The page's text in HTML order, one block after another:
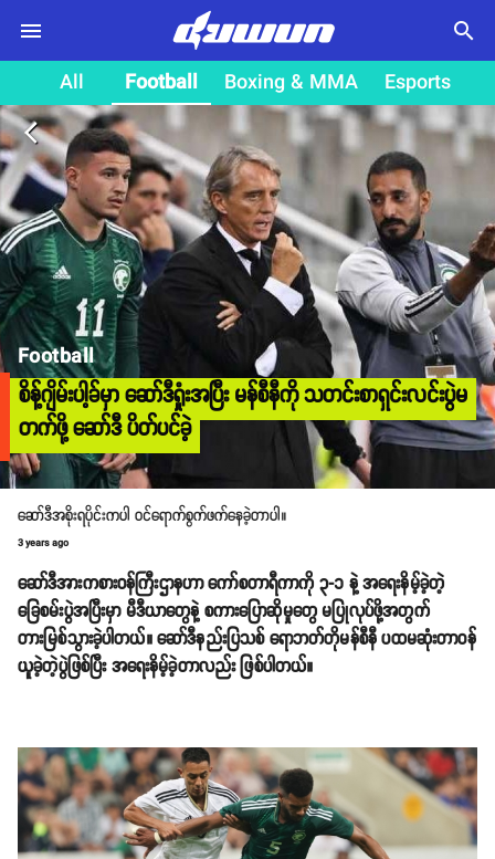
search
All Football Boxing & MMA Esports
arrow_back_ios
Football
စိန့်ဂျိမ်းပါ့ခ်မှာ ဆော်ဒီရှုံးအပြီး မန်စီနီကို သတင်းစာရှင်းလင်းပွဲမ
တက်ဖို့ ဆော်ဒီ ပိတ်ပင်ခဲ့
ဆော်ဒီအစိုးရပိုင်းကပါ ဝင်ရောက်စွက်ဖက်နေခဲ့တာပါ။
3 years ago
ဆော်ဒီအားကစားဝန်ကြီးဌာနဟာ ကော်စတာရီကာကို ၃-၁ နဲ့ အရေးနိမ့်ခဲ့တဲ့
ခြေစမ်းပွဲအပြီးမှာ မီဒီယာတွေနဲ့ စကားပြောဆိုမှုတွေ မပြုလုပ်ဖို့အတွက်
တားမြစ်သွားခဲ့ပါတယ်။ ဆော်ဒီနည်းပြသစ် ရောဘတ်တိုမန်စီနီ ပထမဆုံးတာဝန်
ယူခဲ့တဲ့ပွဲဖြစ်ပြီး အရေးနိမ့်ခဲ့တာလည်း ဖြစ်ပါတယ်။